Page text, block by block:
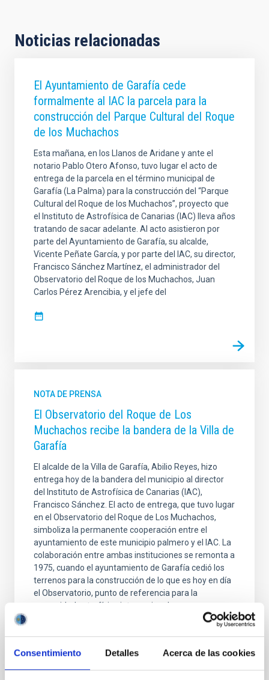
Consentimiento Detalles Acerca de las cookies
Noticias relacionadas
El Ayuntamiento de Garafía cede
formalmente al IAC la parcela para la
construcción del Parque Cultural del Roque
de los Muchachos
Esta mañana, en los Llanos de Aridane y ante el
notario Pablo Otero Afonso, tuvo lugar el acto de
entrega de la parcela en el término municipal de
Garafía (La Palma) para la construcción del “Parque
Cultural del Roque de los Muchachos”, proyecto que
el Instituto de Astrofísica de Canarias (IAC) lleva años
tratando de sacar adelante. Al acto asistieron por
parte del Ayuntamiento de Garafía, su alcalde,
Vicente Peñate García, y por parte del IAC, su director,
Francisco Sánchez Martínez, el administrador del
Observatorio del Roque de los Muchachos, Juan
Carlos Pérez Arencibia, y el jefe del
NOTA DE PRENSA
El Observatorio del Roque de Los
Muchachos recibe la bandera de la Villa de
Garafía
El alcalde de la Villa de Garafía, Abilio Reyes, hizo
entrega hoy de la bandera del municipio al director
del Instituto de Astrofísica de Canarias (IAC),
Francisco Sánchez. El acto de entrega, que tuvo lugar
en el Observatorio del Roque de Los Muchachos,
simboliza la permanente cooperación entre el
ayuntamiento de este municipio palmero y el IAC. La
colaboración entre ambas instituciones se remonta a
1975, cuando el ayuntamiento de Garafía cedió los
terrenos para la construcción de lo que es hoy en día
el Observatorio, punto de referencia para la
comunidad astrofísica internacional.